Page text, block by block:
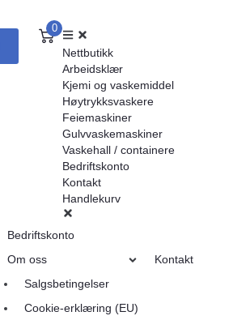
0
Nettbutikk
Arbeidsklær
Kjemi og vaskemiddel
Høytrykksvaskere
Feiemaskiner
Gulvvaskemaskiner
Vaskehall / containere
Bedriftskonto
Kontakt
Handlekurv
Bedriftskonto
Om oss
Salgsbetingelser
Cookie-erklæring (EU)
Kontakt